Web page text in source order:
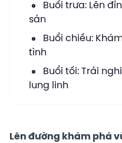
Buổi trưa: Lên
sản
Buổi chiều:
tình
Buổi tối: Trải
lung linh
Lên đường khám phá